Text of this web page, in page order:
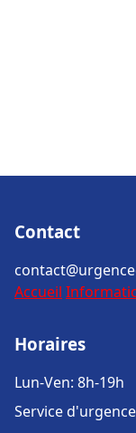
Contact
Accueil
Horaires
Lun-Ven: 8h-19h
Service